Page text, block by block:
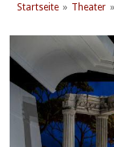
Startseite Theater